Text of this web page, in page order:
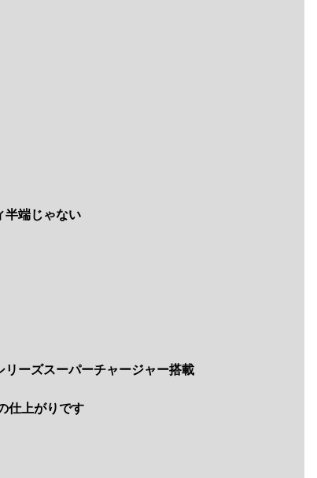
半端じゃない
ーズスーパーチャージャー搭載
仕上がりです